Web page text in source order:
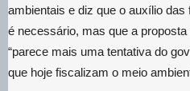
ambientais e diz que o auxílio
é necessário, mas que a
“parece mais uma tentativa do
que hoje fiscalizam o meio